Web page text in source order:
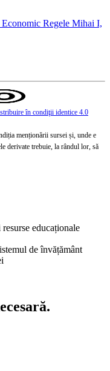
Regele Mihai I,
în condiţii identice 4.0
menționării sursei și, unde e
derivate trebuie, la rândul lor, să
educaționale
de învățământ